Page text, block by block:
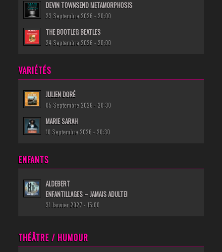
DEVIN TOWNSEND METAMORPHOSIS
23 Septembre 2026 - 20:00
THE BOOTLEG BEATLES
24 Septembre 2026 - 20:00
VARIÉTÉS
JULIEN DORÉ
05 Septembre 2026 - 20:30
MARIE SARAH
10 Septembre 2026 - 20:30
ENFANTS
ALDEBERT
ENFANTILLAGES – JAMAIS ADULTE!
31 Janvier 2027 - 15:00
THÉÂTRE / HUMOUR